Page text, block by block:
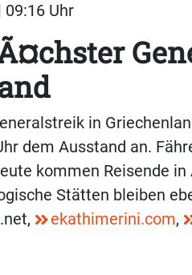
09:16 Uhr
in
dem Ausstand an.
kommen Reisende
Stätten bleiben
ekathimerini.com,